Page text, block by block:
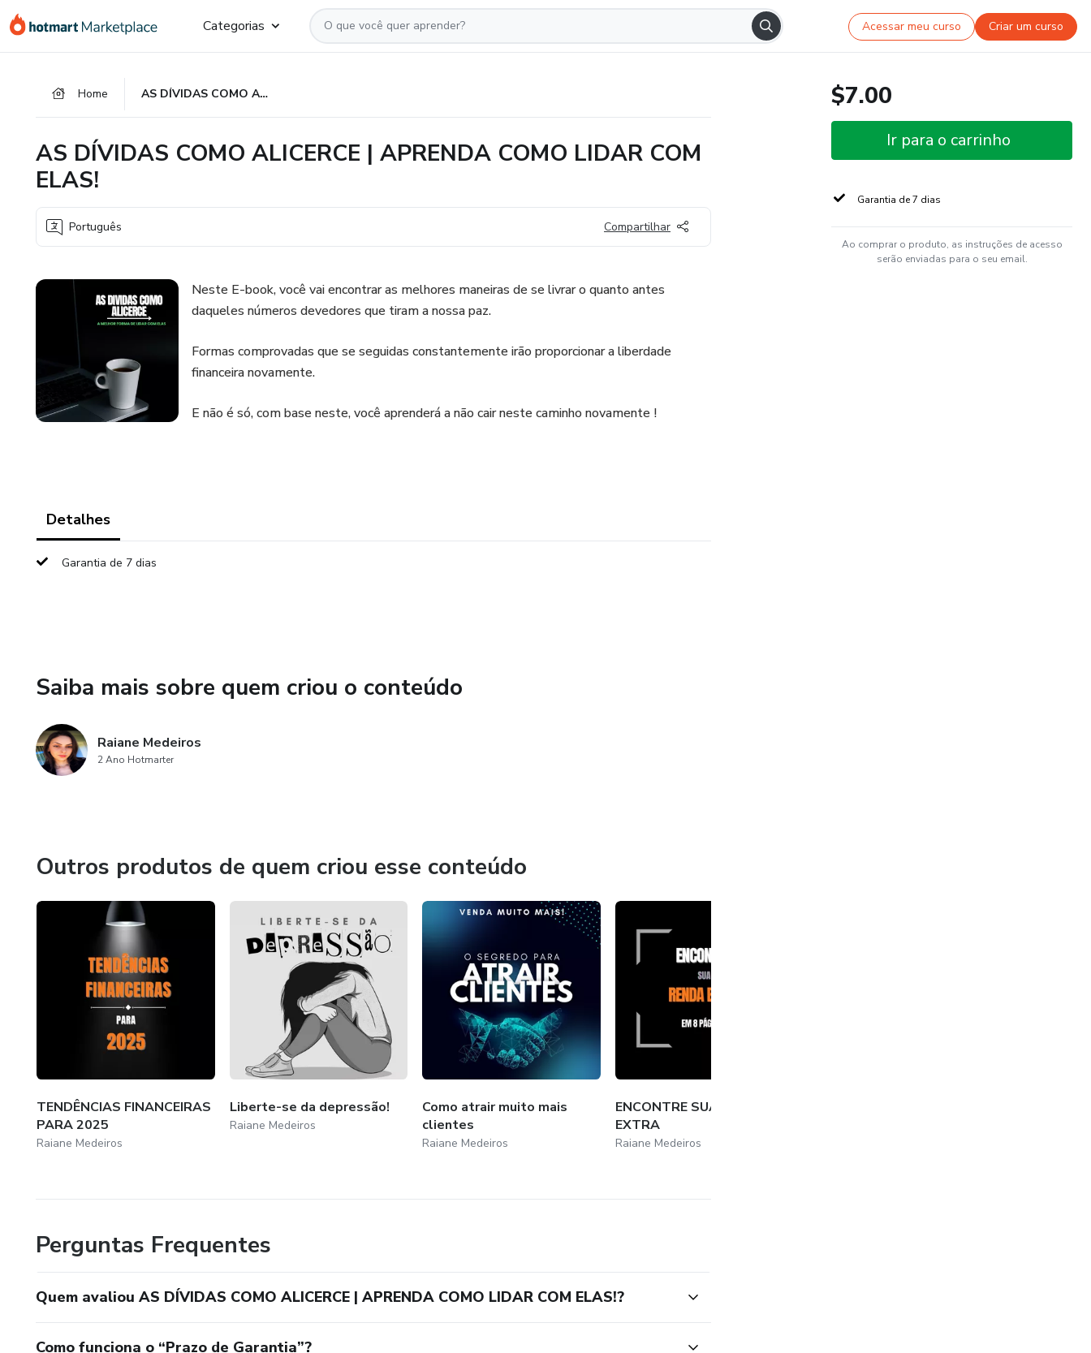
para
para
para
Categorias Acessar meu curso Criar um curso
Home AS DÍVIDAS COMO ALICERCE | APRENDA COMO LIDAR COM ELAS!
AS DÍVIDAS COMO ALICERCE | APRENDA COMO LIDAR COM
ELAS!
Português Compartilhar
Neste E-book, você vai encontrar as melhores maneiras de se livrar o quanto antes
daqueles números devedores que tiram a nossa paz.
Formas comprovadas que se seguidas constantemente irão proporcionar a liberdade
financeira novamente.
E não é só, com base neste, você aprenderá a não cair neste caminho novamente !
Detalhes
Garantia de 7 dias
Saiba mais sobre quem criou o conteúdo
Raiane Medeiros
2 Ano Hotmarter
Outros produtos de quem criou esse conteúdo
TENDÊNCIAS FINANCEIRAS
PARA 2025
Raiane Medeiros
Liberte-se da depressão!
Raiane Medeiros
Como atrair muito mais
clientes
Raiane Medeiros
ENCONTRE SUA RENDA
EXTRA
Raiane Medeiros
Perguntas Frequentes
Quem avaliou AS DÍVIDAS COMO ALICERCE | APRENDA COMO LIDAR COM ELAS!?
Como funciona o “Prazo de Garantia”?
$7.00
Ir para o carrinho
Garantia de 7 dias
Ao comprar o produto, as instruções de acesso
serão enviadas para o seu email.